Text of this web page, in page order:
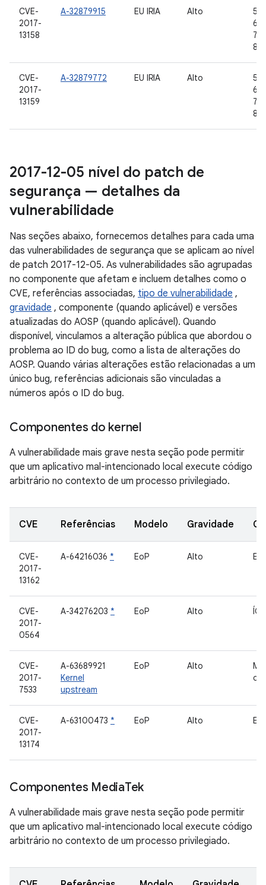
CVE-
2017-
13158
A-32879915 EU IRIA Alto
8.0
CVE-
2017-
13159
A-32879772 EU IRIA Alto
8.0
2017-12-05 nível do patch de
segurança — detalhes da
vulnerabilidade
Nas seções abaixo, fornecemos detalhes para cada uma
das vulnerabilidades de segurança que se aplicam ao nível
de patch 2017-12-05. As vulnerabilidades são agrupadas
no componente que afetam e incluem detalhes como o
CVE, referências associadas, tipo de vulnerabilidade ,
gravidade , componente (quando aplicável) e versões
atualizadas do AOSP (quando aplicável). Quando
disponível, vinculamos a alteração pública que abordou o
problema ao ID do bug, como a lista de alterações do
AOSP. Quando várias alterações estão relacionadas a um
único bug, referências adicionais são vinculadas a
números após o ID do bug.
Componentes do kernel
A vulnerabilidade mais grave nesta seção pode permitir
que um aplicativo mal-intencionado local execute código
arbitrário no contexto de um processo privilegiado.
CVE Referências Modelo Gravidade
CVE-
2017-
13162
A-64216036 * EoP Alto
CVE-
2017-
0564
A-34276203 * EoP Alto ÍON
CVE-
2017-
7533
A-63689921
Kernel
upstream
EoP Alto
de
CVE-
2017-
13174
A-63100473 * EoP Alto
Componentes MediaTek
A vulnerabilidade mais grave nesta seção pode permitir
que um aplicativo mal-intencionado local execute código
arbitrário no contexto de um processo privilegiado.